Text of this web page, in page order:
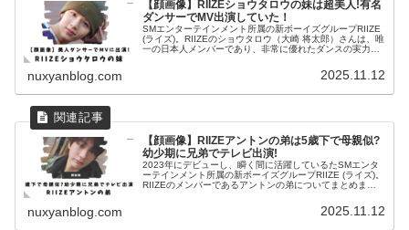
【顔画像】RIIZEショウタロウの妹は超美人!有名
ダンサーでMV出演していた！
SMエンターテインメント所属の新ボーイズグループRIIZE
(ライズ)。RIIZEのショウタロウ（大崎 将太郎）さんは、唯
一の日本人メンバーであり、非常に優れたダンスの実力で
nuxyanblog.com 2025.11.12
【顔画像】RIIZEアントンの弟は5歳下で母親似?
幼少期に兄弟でテレビ出演!
2023年にデビューし、瞬く間に活躍しているたSMエンタ
ーテインメント所属の新ボーイズグループRIIZE (ライズ)。
RIIZEのメンバーであるアントンの弟についてまとめまし
nuxyanblog.com 2025.11.12